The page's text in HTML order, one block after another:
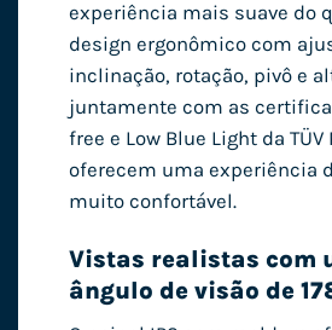
experiência mais suave do
design ergonômico com
inclinação, rotação, pivô e
juntamente com as
free e Low Blue Light da
oferecem uma experiência
muito confortável.
Vistas realistas com
ângulo de visão de